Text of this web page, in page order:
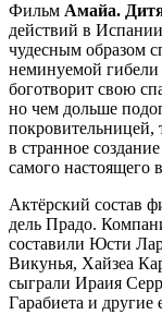
Фильм Амайа.
действий в
чудесным образом
неминуемой гибели
боготворит свою
но чем дольше
покровительницей,
в странное
самого настоящего
Актёрский состав
дель Прадо.
составили Юсти
Викунья, Хайзеа
сыграли Ираия
Гарабиета и другие